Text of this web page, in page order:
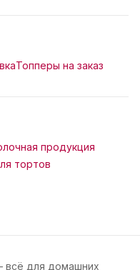
Топперы на заказ
продукция
тортов
всё для домашних